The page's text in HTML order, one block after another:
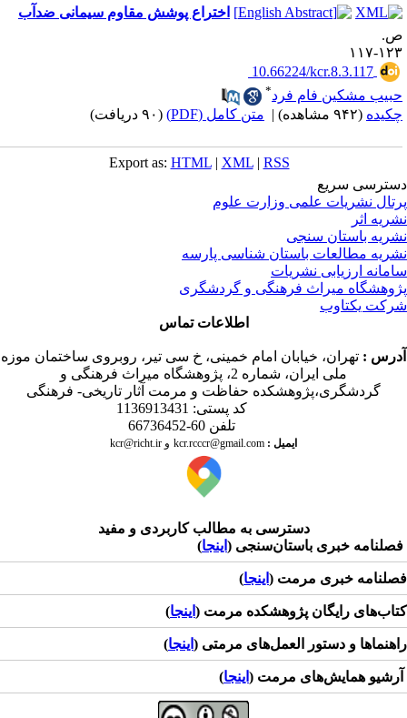
اختراع پوشش مقاوم سیمانی ضدآب
۱۱۷
‎ ‌10.66224/kcr.8.3.117
مشکین فام فرد
(۹۴۲ مشاهده) | متن کامل (PDF) (۹۰ دریافت)
Export as:HTML |XML |RSS
سریع
نشریات علمی وزارت علوم
اثر
باستان سنجی
مطالعات باستان شناسی پارسه
ارزیابی نشریات
میراث فرهنگی و گردشگری
یکتاوب
اطلاعات تماس
: تهران، خیابان امام خمینی، خ سی تیر، روبروی ساختمان موزه
ملی ایران، شماره 2، پژوهشگاه میراث فرهنگی و
گردشگری،پژوهشکده حفاظت و مرمت آثار تاریخی- فرهنگی
کد پستی: 1136913431
تلفن 60-66736452
ایمیل:
kcr@richt.ir و kcr.rcccr@gmail.com
دسترسی به مطالب کاربردی و مفید
خبری باستان‌سنجی ( اینجا)
خبری مرمت ( اینجا)
رایگان پژوهشکده مرمت ( اینجا)
و دستور العمل‌های مرمتی ( اینجا)
همایش‌های مرمت ( اینجا)